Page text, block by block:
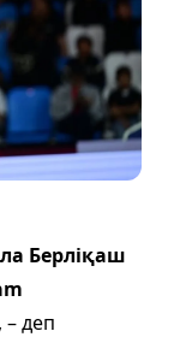
Берліқаш
, – деп